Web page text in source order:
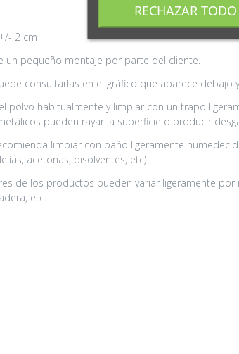
2 cm
un pequeño montaje por parte del cliente.
consultarlas en el gráfico que aparece debajo
polvo habitualmente y limpiar con un trapo
pueden rayar la superficie o producir
limpiar con paño ligeramente
acetonas, disolventes, etc).
de los productos pueden variar ligeramente
etc.
RECHAZAR TODO